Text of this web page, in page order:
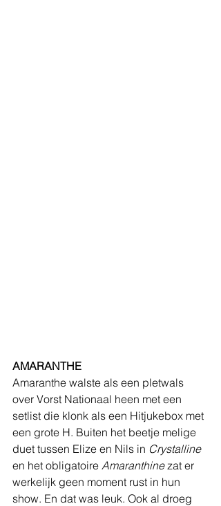
AMARANTHE
Amaranthe walste als een pletwals
over Vorst Nationaal heen met een
setlist die klonk als een Hitjukebox met
een grote H. Buiten het beetje melige
duet tussen Elize en Nils in Crystalline
en het obligatoire Amaranthine zat er
werkelijk geen moment rust in hun
show. En dat was leuk. Ook al droeg